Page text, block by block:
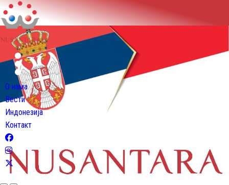
О нама
Вести
Индонезија
Контакт